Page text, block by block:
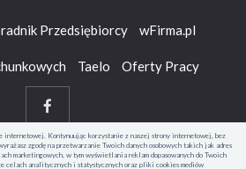
Przedsiębiorcy wFirma.pl
Taelo Oferty Pracy
internetowej. Kontynuując korzystanie z naszej strony internetowej, bez
zgodę na przetwarzanie Twoich danych osobowych takich jak adres
marketingowych, w tym wyświetlania reklam dopasowanych do Twoich
celach analitycznych i statystycznych oraz pliki cookies mediów